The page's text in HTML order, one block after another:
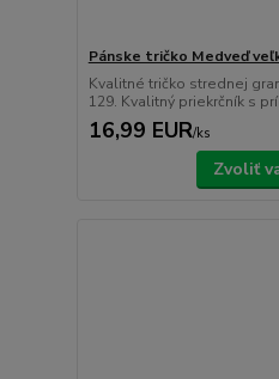
Pánske tričko Medveď
Kvalitné tričko strednej
129. Kvalitný priekrčník s
16,99 EUR/ks
Zvoliť